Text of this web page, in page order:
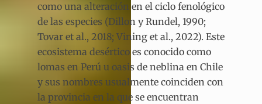
como una alteración en el ciclo fenológico
de las especies (Dillon y Rundel, 1990;
Tovar et al., 2018; Vining et al., 2022). Este
ecosistema desértico es conocido como
lomas en Perú u oasis de neblina en Chile
y sus nombres usualmente coinciden con
la provincia en la que se encuentran